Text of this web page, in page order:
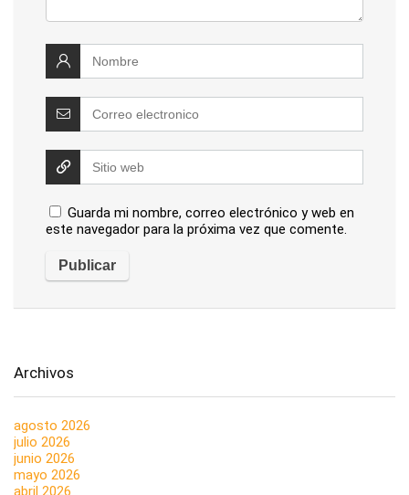
Guarda mi nombre, correo electrónico y web en
este navegador para la próxima vez que comente.
Archivos
agosto 2026
julio 2026
junio 2026
mayo 2026